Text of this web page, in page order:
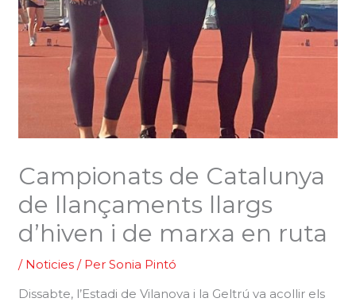
Campionats de Catalunya
de llançaments llargs
d’hiven i de marxa en ruta
/ Noticies / Per Sonia Pintó
Dissabte, l’Estadi de Vilanova i la Geltrú va acollir els